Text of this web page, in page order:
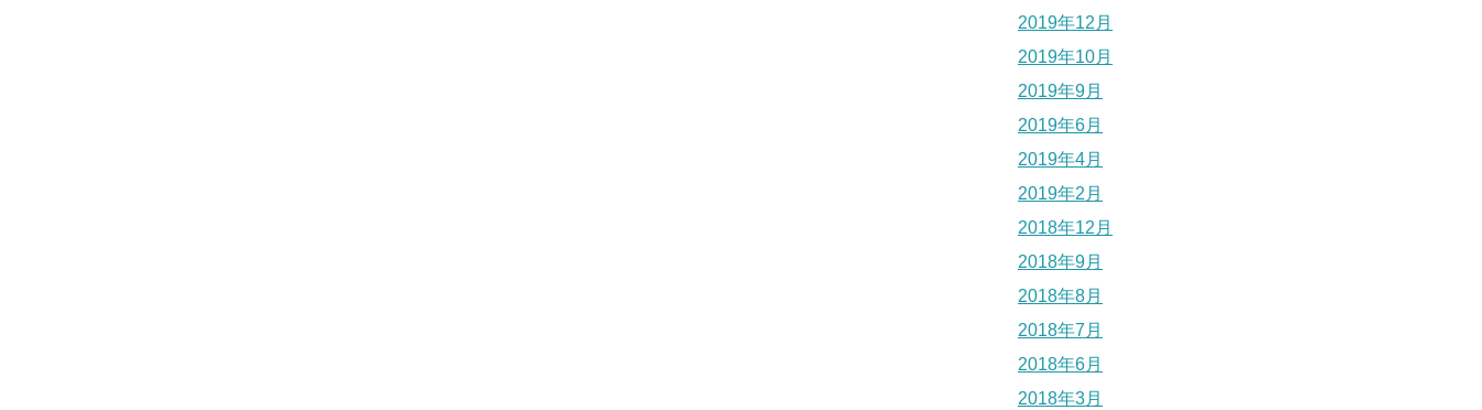
2019年12月
2019年10月
2019年9月
2019年6月
2019年4月
2019年2月
2018年12月
2018年9月
2018年8月
2018年7月
2018年6月
2018年3月